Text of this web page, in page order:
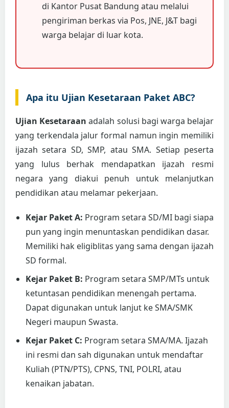
di Kantor Pusat Bandung atau melalui
pengiriman berkas via Pos, JNE, J&T bagi
warga belajar di luar kota.
Apa itu Ujian Kesetaraan Paket ABC?
Ujian Kesetaraan adalah solusi bagi warga belajar
yang terkendala jalur formal namun ingin memiliki
ijazah setara SD, SMP, atau SMA. Setiap peserta
yang lulus berhak mendapatkan ijazah resmi
negara yang diakui penuh untuk melanjutkan
pendidikan atau melamar pekerjaan.
Kejar Paket A: Program setara SD/MI bagi siapa
pun yang ingin menuntaskan pendidikan dasar.
Memiliki hak eligiblitas yang sama dengan ijazah
SD formal.
Kejar Paket B: Program setara SMP/MTs untuk
ketuntasan pendidikan menengah pertama.
Dapat digunakan untuk lanjut ke SMA/SMK
Negeri maupun Swasta.
Kejar Paket C: Program setara SMA/MA. Ijazah
ini resmi dan sah digunakan untuk mendaftar
Kuliah (PTN/PTS), CPNS, TNI, POLRI, atau
kenaikan jabatan.